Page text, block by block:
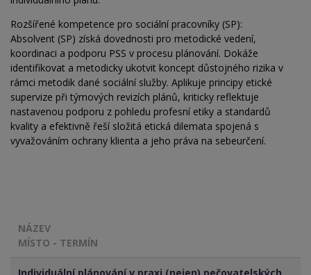
Rozšířené kompetence pro sociální pracovníky (SP):
Absolvent (SP) získá dovednosti pro metodické vedení,
koordinaci a podporu PSS v procesu plánování. Dokáže
identifikovat a metodicky ukotvit koncept důstojného rizika v
rámci metodik dané sociální služby. Aplikuje principy etické
supervize při týmových revizích plánů, kriticky reflektuje
nastavenou podporu z pohledu profesní etiky a standardů
kvality a efektivně řeší složitá etická dilemata spojená s
vyvažováním ochrany klienta a jeho práva na sebeurčení.
NÁZEV
MÍSTO - TERMÍN